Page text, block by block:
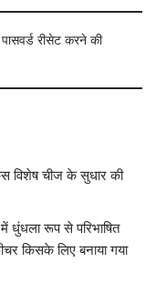
रीसेट करने की
विशेष चीज के सुधार की
धुंधला रूप से परिभाषित
किसके लिए बनाया गया